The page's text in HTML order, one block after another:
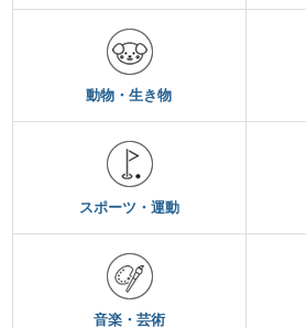
動物・生き物
スポーツ・運動
音楽・芸術